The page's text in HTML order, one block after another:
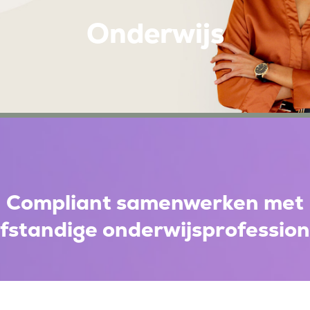
Onderwijs
Compliant samenwerken met